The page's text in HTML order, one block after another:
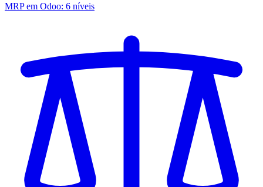
MRP em Odoo: 6 níveis